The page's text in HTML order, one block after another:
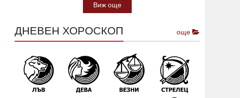
Виж още
ДНЕВЕН ХОРОСКОП още